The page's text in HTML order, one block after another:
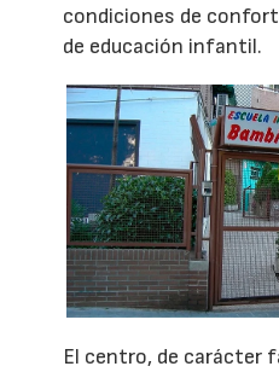
condiciones de
de educación infantil.
El centro, de carácter